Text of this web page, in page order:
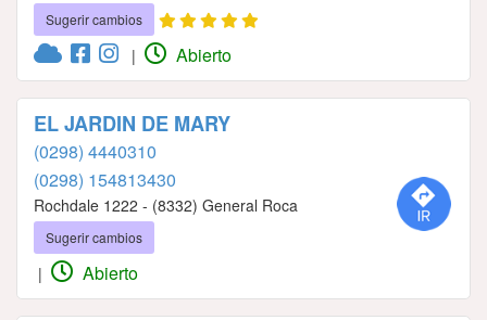
Sugerir cambios
| Abierto
EL JARDIN DE MARY
(0298) 4440310
(0298) 154813430
Rochdale 1222 - (8332) General Roca
Sugerir cambios
| Abierto